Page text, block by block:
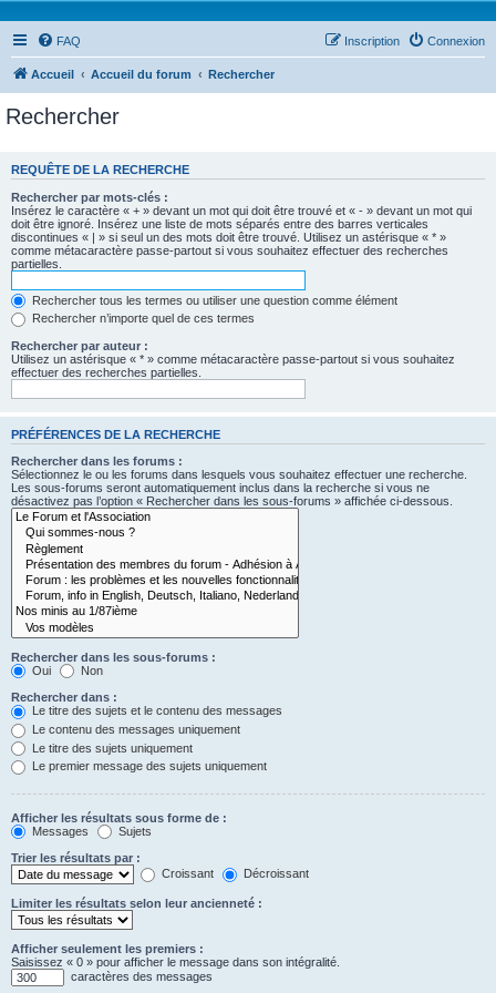
FAQ Connexion
Inscription
Accueil Accueil du forum Rechercher
Rechercher
REQUÊTE DE LA RECHERCHE
Rechercher par mots-clés :
Insérez le caractère « + » devant un mot qui doit être trouvé et « - » devant un mot qui
doit être ignoré. Insérez une liste de mots séparés entre des barres verticales
discontinues « | » si seul un des mots doit être trouvé. Utilisez un astérisque « * »
comme métacaractère passe-partout si vous souhaitez effectuer des recherches
partielles.
Rechercher tous les termes ou utiliser une question comme élément
Rechercher n’importe quel de ces termes
Rechercher par auteur :
Utilisez un astérisque « * » comme métacaractère passe-partout si vous souhaitez
effectuer des recherches partielles.
PRÉFÉRENCES DE LA RECHERCHE
Rechercher dans les forums :
Sélectionnez le ou les forums dans lesquels vous souhaitez effectuer une recherche.
Les sous-forums seront automatiquement inclus dans la recherche si vous ne
désactivez pas l’option « Rechercher dans les sous-forums » affichée ci-dessous.
Rechercher dans les sous-forums :
Oui
Non
Rechercher dans :
Le titre des sujets et le contenu des messages
Le contenu des messages uniquement
Le titre des sujets uniquement
Le premier message des sujets uniquement
Afficher les résultats sous forme de :
Messages
Sujets
Trier les résultats par :
Croissant
Décroissant
Limiter les résultats selon leur ancienneté :
Afficher seulement les premiers :
Saisissez « 0 » pour afficher le message dans son intégralité.
caractères des messages